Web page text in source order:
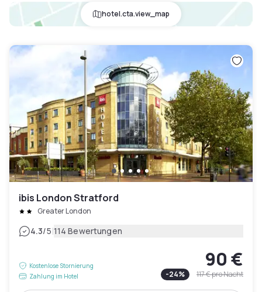
hotel.cta.view_map
ibis London Stratford
Greater London
4.3/5|114 Bewertungen
Kostenlose Stornierung
Zahlung im Hotel
90 €
-24% 117 €pro Nacht